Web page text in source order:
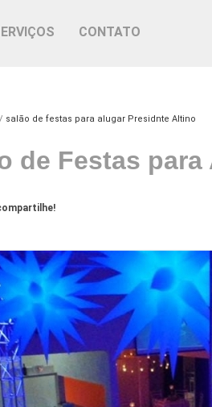
CONTATO
salão de festas para alugar Presidnte Altino
de Festas